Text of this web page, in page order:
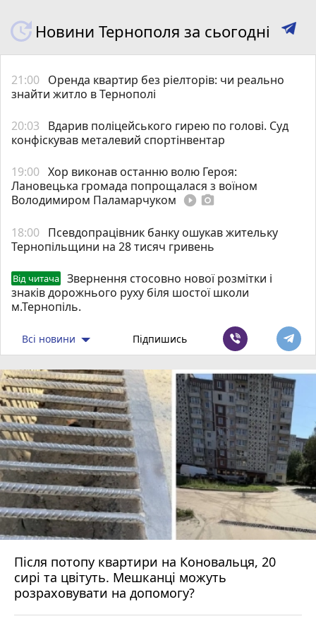
Новини Тернополя за сьогодні
21:00 Оренда квартир без ріелторів: чи реально
знайти житло в Тернополі
20:03
Вдарив поліцейського гирею по голові. Суд
конфіскував металевий спортінвентар
19:00 Хор виконав останню волю Героя:
Лановецька громада попрощалася з воїном
Володимиром Паламарчуком play_circle_filled photo_camera
18:00 Псевдопрацівник банку ошукав жительку
Тернопільщини на 28 тисяч гривень
Від читача
Звернення стосовно нової розмітки і
знаків дорожнього руху біля шостої школи
м.Тернопіль.
Всі новини Підпишись
Після потопу квартири на Коновальця, 20
сирі та цвітуть. Мешканці можуть
розраховувати на допомогу?